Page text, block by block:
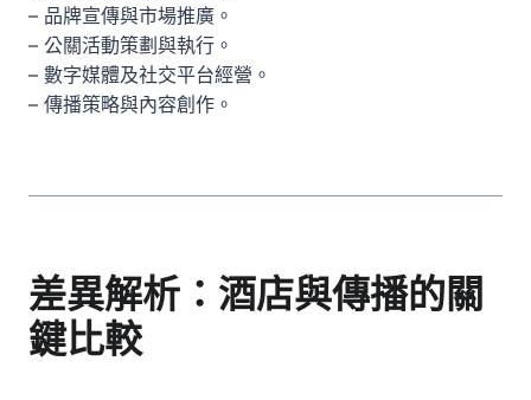
– 品牌宣傳與市場推廣。
– 公關活動策劃與執行。
– 數字媒體及社交平台經營。
– 傳播策略與內容創作。
差異解析：酒店與傳播的關
鍵比較